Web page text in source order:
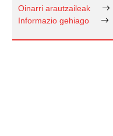
Oinarri arautzaileak
Informazio gehiago